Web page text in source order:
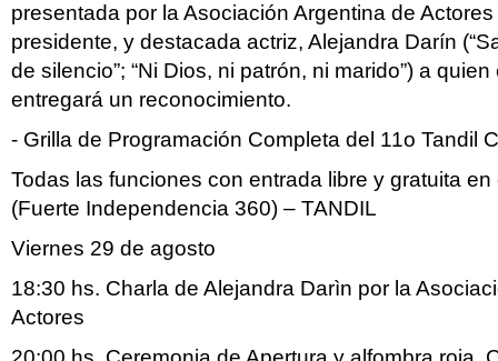
presentada por la Asociación Argentina de
presidente, y destacada actriz, Alejandra Darín
de silencio”; “Ni Dios, ni patrón, ni marido”) a
entregará un reconocimiento.
- Grilla de Programación Completa del 11o Tandil
Todas las funciones con entrada libre y gratuita en
(Fuerte Independencia 360) – TANDIL
Viernes 29 de agosto
18:30 hs. Charla de Alejandra Darìn por la
Actores